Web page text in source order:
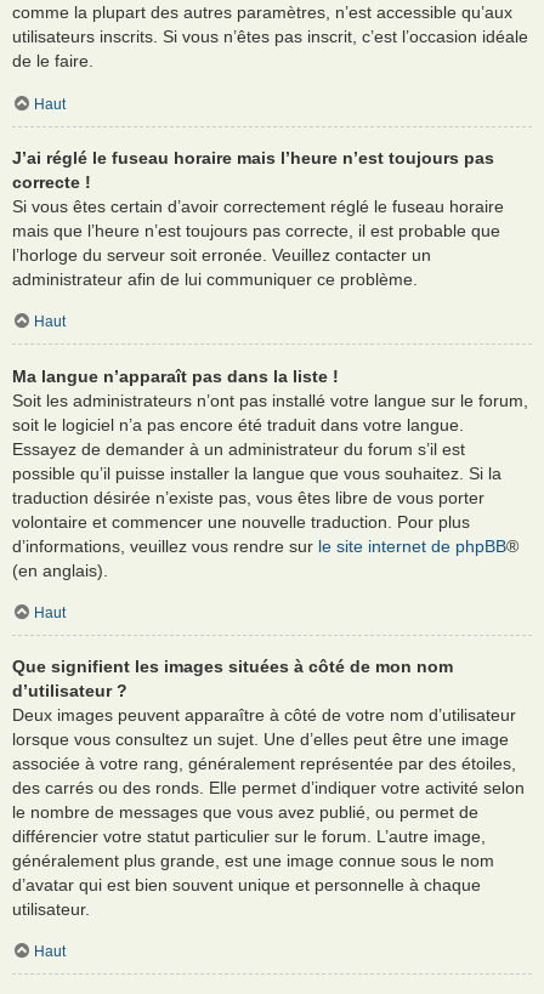
comme la plupart des autres paramètres, n’est accessible qu’aux
utilisateurs inscrits. Si vous n’êtes pas inscrit, c’est l’occasion idéale
de le faire.
Haut
J’ai réglé le fuseau horaire mais l’heure n’est toujours pas
correcte !
Si vous êtes certain d’avoir correctement réglé le fuseau horaire
mais que l’heure n’est toujours pas correcte, il est probable que
l’horloge du serveur soit erronée. Veuillez contacter un
administrateur afin de lui communiquer ce problème.
Haut
Ma langue n’apparaît pas dans la liste !
Soit les administrateurs n’ont pas installé votre langue sur le forum,
soit le logiciel n’a pas encore été traduit dans votre langue.
Essayez de demander à un administrateur du forum s’il est
possible qu’il puisse installer la langue que vous souhaitez. Si la
traduction désirée n’existe pas, vous êtes libre de vous porter
volontaire et commencer une nouvelle traduction. Pour plus
d’informations, veuillez vous rendre sur le site internet de phpBB®
(en anglais).
Haut
Que signifient les images situées à côté de mon nom
d’utilisateur ?
Deux images peuvent apparaître à côté de votre nom d’utilisateur
lorsque vous consultez un sujet. Une d’elles peut être une image
associée à votre rang, généralement représentée par des étoiles,
des carrés ou des ronds. Elle permet d’indiquer votre activité selon
le nombre de messages que vous avez publié, ou permet de
différencier votre statut particulier sur le forum. L’autre image,
généralement plus grande, est une image connue sous le nom
d’avatar qui est bien souvent unique et personnelle à chaque
utilisateur.
Haut